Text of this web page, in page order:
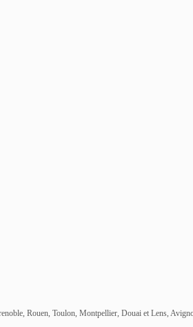
Rouen, Toulon, Montpellier, Douai et Lens,